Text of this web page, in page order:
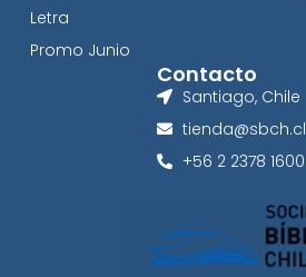
Letra
Promo Junio
Contacto
Santiago, Chile
tienda@sbch.cl
+56 2 2378 1600